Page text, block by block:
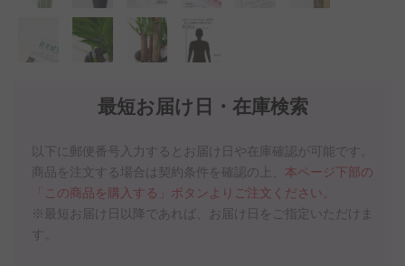
最短お届け日・在庫検索
以下に郵便番号入力するとお届け日や在庫確認が可能です。
商品を注文する場合は契約条件を確認の上、 本ページ下部の
「この商品を購入する」ボタンよりご注文ください。
※最短お届け日以降であれば、お届け日をご指定いただけま
す。